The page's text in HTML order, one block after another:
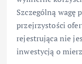
Szczególną wagę
przejrzystości
rejestrująca nie
inwestycją o